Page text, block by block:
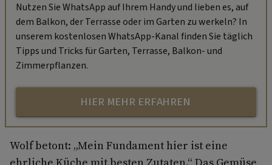
Nutzen Sie WhatsApp auf Ihrem Handy und lieben es, auf
dem Balkon, der Terrasse oder im Garten zu werkeln? In
unserem kostenlosen WhatsApp-Kanal finden Sie täglich
Tipps und Tricks für Garten, Terrasse, Balkon- und
Zimmerpflanzen.
HIER MEHR ERFAHREN
Wolf betont: „Mein Fundament hier ist eine